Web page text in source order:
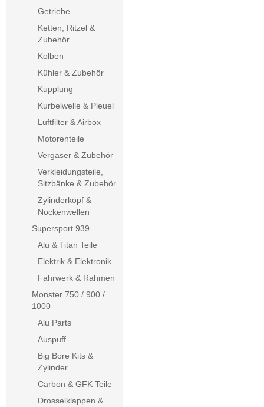
Getriebe
Ketten, Ritzel &
Zubehör
Kolben
Kühler & Zubehör
Kupplung
Kurbelwelle & Pleuel
Luftfilter & Airbox
Motorenteile
Vergaser & Zubehör
Verkleidungsteile,
Sitzbänke & Zubehör
Zylinderkopf &
Nockenwellen
Supersport 939
Alu & Titan Teile
Elektrik & Elektronik
Fahrwerk & Rahmen
Monster 750 / 900 /
1000
Alu Parts
Auspuff
Big Bore Kits &
Zylinder
Carbon & GFK Teile
Drosselklappen &